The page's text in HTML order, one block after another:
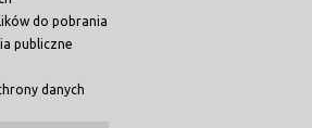
do pobrania
publiczne
danych